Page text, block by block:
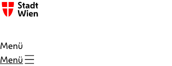
Zum Inhalt
Menü
Menü